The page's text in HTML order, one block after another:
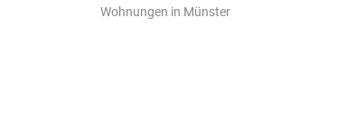
Wohnungen in Münster